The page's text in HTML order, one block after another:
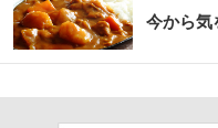
今から気